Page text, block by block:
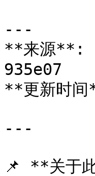
---
**来源**:
935e07
**更新时
---
📌 **关于